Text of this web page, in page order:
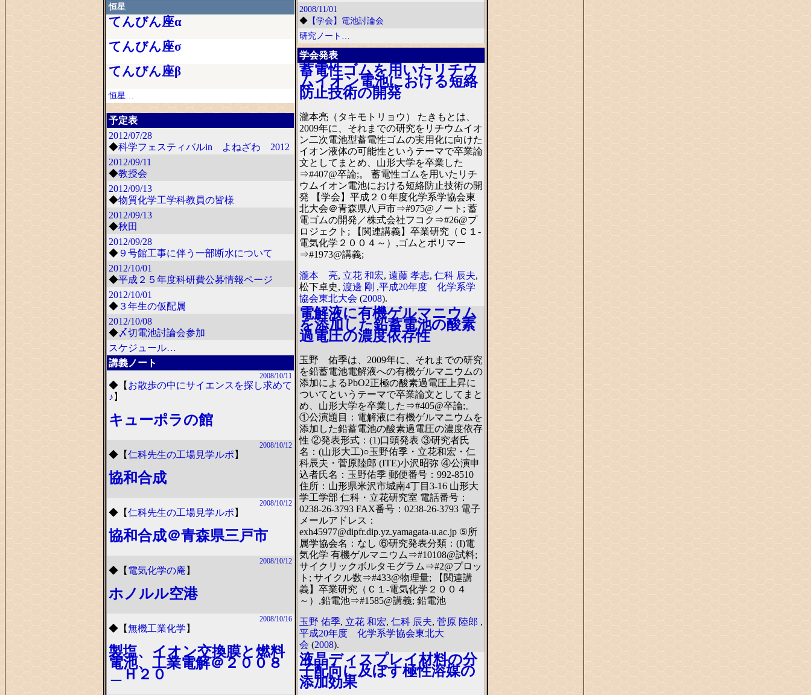
恒星
てんびん座α
てんびん座σ
てんびん座β
恒星…
予定表
2012/07/28
◆科学フェスティバルin よねざわ 2012
2012/09/11
◆教授会
2012/09/13
◆物質化学工学科教員の皆様
2012/09/13
◆秋田
2012/09/28
◆ ９号館工事に伴う一部断水について
2012/10/01
◆平成２５年度科研費公募情報ページ
2012/10/01
◆ ３年生の仮配属
2012/10/08
◆〆切電池討論会参加
スケジュール…
講義ノート
2008/10/11
◆ 【 お散歩の中にサイエンスを探し求めて
♪ 】
キューポラの館
2008/10/12
◆ 【仁科先生の工場見学ルポ 】
協和合成
2008/10/12
◆ 【仁科先生の工場見学ルポ 】
協和合成＠青森県三戸市
2008/10/12
◆ 【 電気化学の庵 】
ホノルル空港
2008/10/16
◆ 【無機工業化学 】
製塩、イオン交換膜と燃料
電池、工業電解＠２００８
＿Ｈ２０
2008/11/01
◆ 【学会】電池討論会
研究ノート…
学会発表
蓄電性ゴムを用いたリチウ
ムイオン電池における短絡
防止技術の開発
瀧本亮（タキモトリョウ） たきもとは、
2009年に、それまでの研究をリチウムイオ
ン二次電池型蓄電性ゴムの実用化に向けた
イオン液体の可能性というテーマで卒業論
文としてまとめ、山形大学を卒業した
⇒#407@卒論;。 蓄電性ゴムを用いたリチ
ウムイオン電池における短絡防止技術の開
発 【学会】平成２０年度化学系学協会東
北大会＠青森県八戸市⇒#975@ノート; 蓄
電ゴムの開発／株式会社フコク⇒#26@プ
ロジェクト; 【関連講義】卒業研究（Ｃ１-
電気化学２００４～）,ゴムとポリマー
⇒#1973@講義;
瀧本 亮, 立花 和宏, 遠藤 孝志, 仁科 辰夫,
松下卓史, 渡邊 剛 ,平成20年度 化学系学
協会東北大会 (2008).
電解液に有機ゲルマニウム
を添加した鉛蓄電池の酸素
過電圧の濃度依存性
玉野 佑季は、2009年に、それまでの研究
を鉛蓄電池電解液への有機ゲルマニウムの
添加によるPbO2正極の酸素過電圧上昇に
ついてというテーマで卒業論文としてまと
め、山形大学を卒業した⇒#405@卒論;。
①公演題目：電解液に有機ゲルマニウムを
添加した鉛蓄電池の酸素過電圧の濃度依存
性 ②発表形式：(1)口頭発表 ③研究者氏
名：(山形大工)○玉野佑季・立花和宏・仁
科辰夫・菅原陸郎 (ITE)小沢昭弥 ④公演申
込者氏名：玉野佑季 郵便番号：992-8510
住所：山形県米沢市城南4丁目3-16 山形大
学工学部 仁科・立花研究室 電話番号：
0238-26-3793 FAX番号：0238-26-3793 電子
メールアドレス：
exh45977@dipfr.dip.yz.yamagata-u.ac.jp ⑤所
属学協会名：なし ⑥研究発表分類：(I)電
気化学 有機ゲルマニウム⇒#10108@試料;
サイクリックボルタモグラム⇒#2@プロッ
ト; サイクル数⇒#433@物理量; 【関連講
義】卒業研究（Ｃ１-電気化学２００４
～）,鉛電池⇒#1585@講義; 鉛電池
玉野 佑季, 立花 和宏, 仁科 辰夫, 菅原 陸郎 ,
平成20年度 化学系学協会東北大
会 (2008).
液晶ディスプレイ材料の分
子配向に及ぼす極性溶媒の
添加効果